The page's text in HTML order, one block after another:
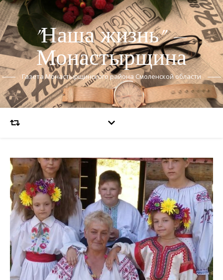
"Наша жизнь" —
Монастырщина
Газета Монастырщинского района Смоленской области